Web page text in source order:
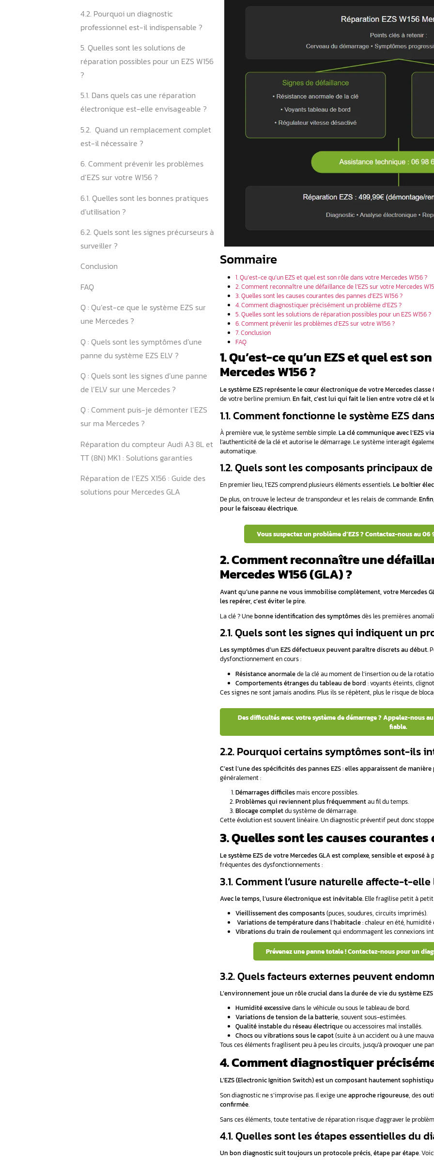
t-elle l’EZS ?
3.2. Quels facteurs externes peuvent
endommager l’EZS ?
précisément un problème d’EZS ?
du diagnostic EZS ?
4.2. Pourquoi un diagnostic
professionnel est-il indispensable ?
5. Quelles sont les solutions de
?
5.1. Dans quels cas une réparation
électronique est-elle envisageable ?
5.2. ️ Quand un remplacement complet
est-il nécessaire ?
6. Comment prévenir les problèmes
6.1. Quelles sont les bonnes pratiques
d’utilisation ?
6.2. Quels sont les signes précurseurs à
surveiller ?
Conclusion
Q : Qu’est-ce que le système EZS sur
Q : Quels sont les symptômes d’une
panne du système EZS ELV ?
Q : Quels sont les signes d’une panne
Q : Comment puis-je démonter l’EZS
Réparation du compteur Audi A3 8L et
TT (8N) MK1 : Solutions garanties
solutions pour Mercedes GLA
Points clés à retenir
L’EZS est le cerveau du système de
Les symptômes peuvent apparaître
Un diagnostic professionnel est
️ Ne négligez pas les premiers signes
La réparation nécessite une expertise
Sommaire
1. Qu’est-ce qu’un EZS et quel est son
2. Comment reconnaître une défaillance
4. Comment diagnostiquer précisément
5. Quelles sont les solutions de
7. Conclusion
FAQ
1. Qu’est-ce qu’un
Mercedes W156 ?
Le système EZS représente le cœur
1.1. Comment fonctionne
À première vue, le système semble simple.La
l’authenticité de la clé et autorise le
automatique.
1.2. Quels sont les
En premier lieu, l’EZS comprend plusieurs
De plus, on trouve le lecteur de transpondeur
Vous suspectez un problème
2. Comment
Mercedes W156 (GLA)
Avant qu’une panne ne vous immobilise
les repérer, c’est éviter le pire.
La clé ? Unebonne identification des
2.1. ️Quels sont les signes
Les symptômes d’unEZS défectueux
Comportements étranges du tableau
Ces signes ne sont jamais anodins. Plus ils
Des difficultés avec votre système
2.2. Pourquoi certains
généralement :
Démarrages difficilesmais encore